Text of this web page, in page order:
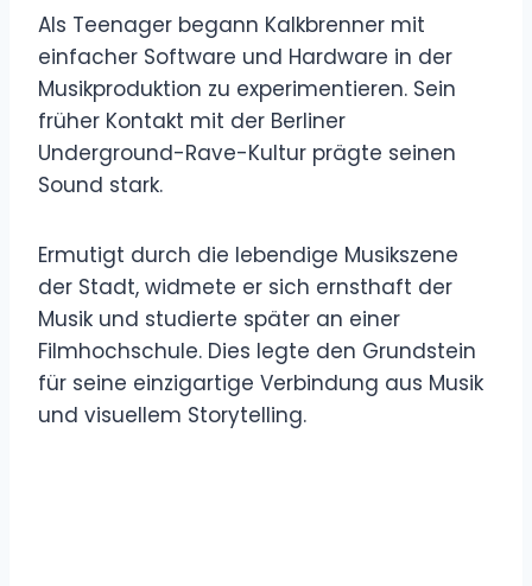
Als Teenager begann Kalkbrenner mit
einfacher Software und Hardware in der
Musikproduktion zu experimentieren. Sein
früher Kontakt mit der Berliner
Underground-Rave-Kultur prägte seinen
Sound stark.
Ermutigt durch die lebendige Musikszene
der Stadt, widmete er sich ernsthaft der
Musik und studierte später an einer
Filmhochschule. Dies legte den Grundstein
für seine einzigartige Verbindung aus Musik
und visuellem Storytelling.